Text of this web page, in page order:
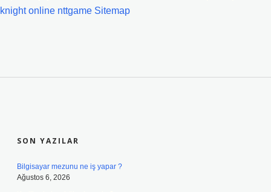
knight online nttgame Sitemap
SON YAZILAR
Bilgisayar mezunu ne iş yapar ?
Ağustos 6, 2026